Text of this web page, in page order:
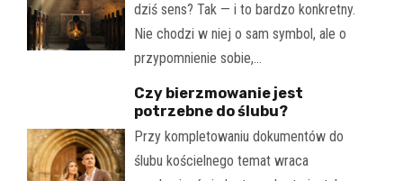
dziś sens? Tak — i to bardzo konkretny.
Nie chodzi w niej o sam symbol, ale o
przypomnienie sobie,…
Czy bierzmowanie jest
potrzebne do ślubu?
Przy kompletowaniu dokumentów do
ślubu kościelnego temat wraca